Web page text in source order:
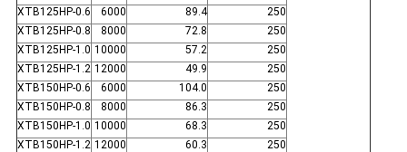
XTB125HP-0.6
6000 89.4
250
XTB125HP-0.8
8000 72.8
250
XTB125HP-1.0 10000 57.2
250
XTB125HP-1.2 12000 49.9
250
XTB150HP-0.6
6000 104.0
250
XTB150HP-0.8
8000 86.3
250
XTB150HP-1.0 10000 68.3
250
XTB150HP-1.2 12000 60.3
250